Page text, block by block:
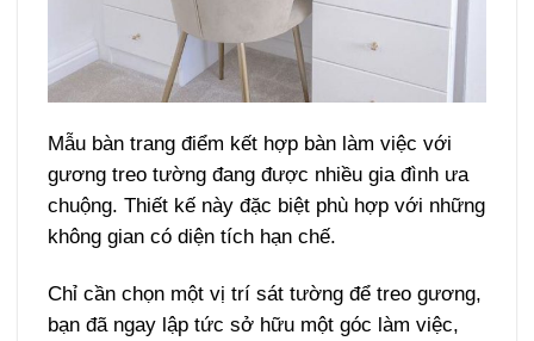
Mẫu bàn trang điểm kết hợp bàn làm việc với
gương treo tường đang được nhiều gia đình ưa
chuộng. Thiết kế này đặc biệt phù hợp với những
không gian có diện tích hạn chế.
Chỉ cần chọn một vị trí sát tường để treo gương,
bạn đã ngay lập tức sở hữu một góc làm việc,